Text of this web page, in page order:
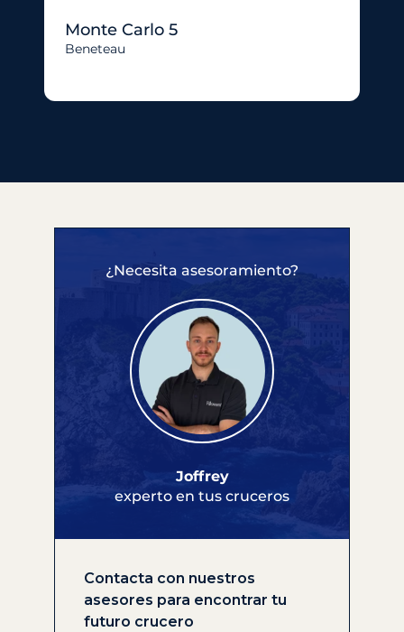
Monte Carlo 5
Beneteau
¿Necesita asesoramiento?
Joffrey
experto en tus cruceros
Contacta con nuestros
asesores para encontrar tu
futuro crucero